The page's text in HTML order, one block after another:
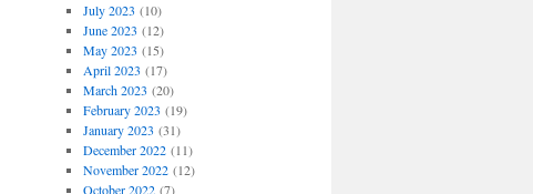
July 2023 (10)
June 2023 (12)
May 2023 (15)
April 2023 (17)
March 2023 (20)
February 2023 (19)
January 2023 (31)
December 2022(11)
November 2022(12)
October 2022(7)